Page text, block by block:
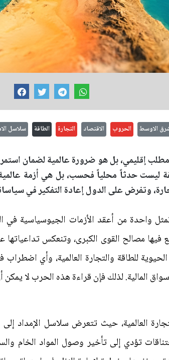
الاوسط الحروب الاقتصاد التجارة الطاقة سلاسل
إقليمي، بل هو ضرورة عالمية لضمان
ليست حدثاً محلياً فحسب، بل هي أزمة
وتفرض على الدول إعادة التفكير في
واحدة من أعقد الأزمات الجيوسياسية
مصالح القوى الكبرى، وتنعكس تداعياتها
للطاقة والتجارة العالمية، وأي اضطراب
المالية. لذلك فإن قراءة هذه الحرب لا
العالمية، حيث تتعرض سلاسل الإمداد
تؤدي إلى تأخير وصول المواد الخام